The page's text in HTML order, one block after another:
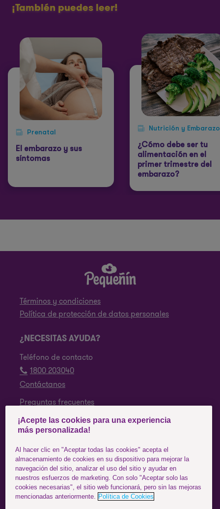
¡También puedes leer!
Prenatal
El embarazo y sus
síntomas
Nutrición y Embarazo
¿Cómo debe ser tu
alimentación en el
primer trimestre del
embarazo?
Términos y condiciones
Política de protección de datos personales
¿NECESITAS AYUDA?
Teléfono de contacto
1800 203040
Contáctanos
Preguntas frecuentes
SÍGUENOS
Facebook
Instagram
YouTube
¡Acepte las cookies para una experiencia
más personalizada!
Al hacer clic en "Aceptar todas las cookies" acepta el
almacenamiento de cookies en su dispositivo para mejorar la
navegación del sitio, analizar el uso del sitio y ayudar en
nuestros esfuerzos de marketing. Con solo "Aceptar solo las
cookies necesarias", el sitio web funcionará, pero sin las mejoras
mencionadas anteriormente.
Política de Cookies